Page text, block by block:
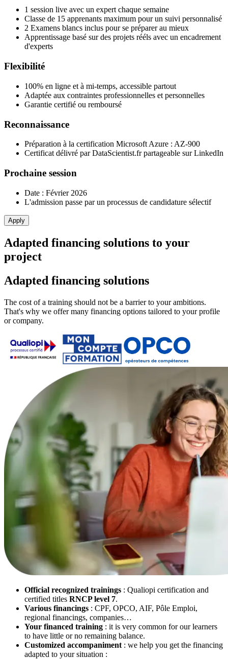
1 session live avec un expert chaque semaine
Classe de 15 apprenants maximum pour un suivi personnalisé
2 Examens blancs inclus pour se préparer au mieux
Apprentissage basé sur des projets rééls avec un encadrement
d'experts
Flexibilité
100% en ligne et à mi-temps, accessible partout
Adaptée aux contraintes professionnelles et personnelles
Garantie certifié ou remboursé
Reconnaissance
Préparation à la certification Microsoft Azure : AZ-900
Certificat délivré par DataScientist.fr partageable sur LinkedIn
Prochaine session
Date : Février 2026
L'admission passe par un processus de candidature sélectif
Apply
Adapted financing solutions to your
project
Adapted financing solutions
The cost of a training should not be a barrier to your ambitions.
That's why we offer many financing options tailored to your profile
or company.
Official recognized trainings : Qualiopi certification and
certified titles RNCP level 7.
Various financings : CPF, OPCO, AIF, Pôle Emploi,
regional financings, companies…
Your financed training : it is very common for our learners
to have little or no remaining balance.
Customized accompaniment : we help you get the financing
adapted to your situation :